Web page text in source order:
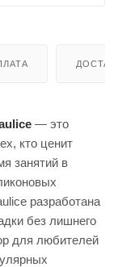
— это
кто ценит
занятий в
разработана
без лишнего
для любителей